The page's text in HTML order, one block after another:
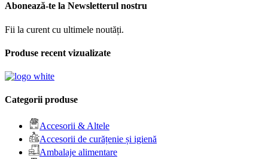
Abonează-te la Newsletterul nostru
Fii la curent cu ultimele noutăți.
Produse recent vizualizate
Categorii produse
Accesorii & Altele
Accesorii de curățenie și igienă
Ambalaje alimentare